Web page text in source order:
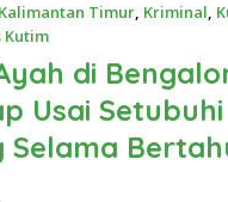
Kalimantan Timur, Kriminal,
Kutim
di
Usai
Selama